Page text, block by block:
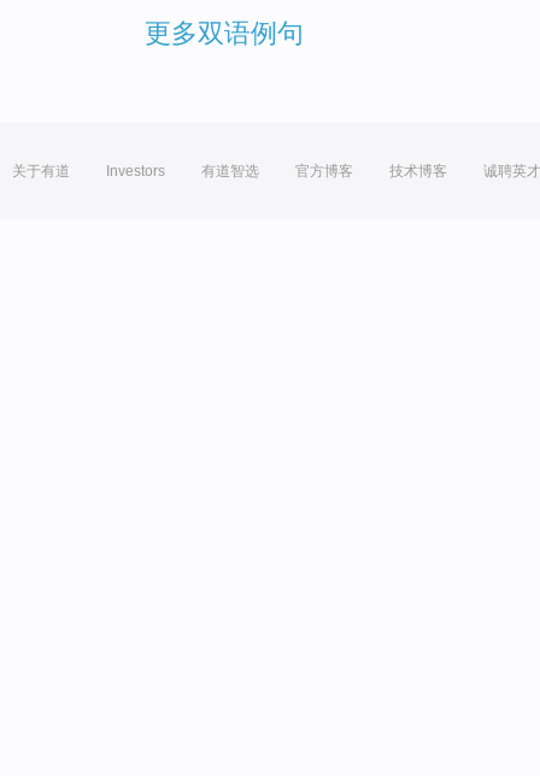
更多双语例句
关于有道 Investors 有道智选 官方博客 技术博客 诚聘英才